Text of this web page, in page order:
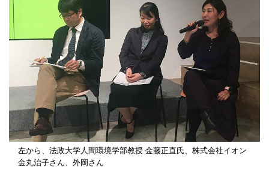
左から、法政大学人間環境学部教授 金藤正直氏、株式会社イオン
金丸治子さん、外岡さん